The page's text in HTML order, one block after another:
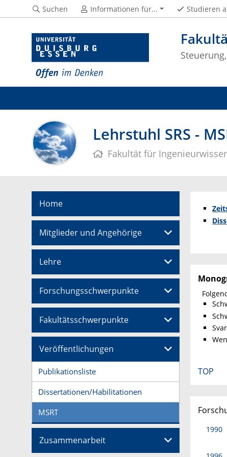
Suchen Informationen für... Studieren
Lehrstuhl SRS -
Fakultät für
Home
Mitglieder und Angehörige
Lehre
Forschungsschwerpunkte
Fakultätsschwerpunkte
Veröffentlichungen
Publikationsliste
Dissertationen/Habilitationen
MSRT
Zusammenarbeit
TOP
1990